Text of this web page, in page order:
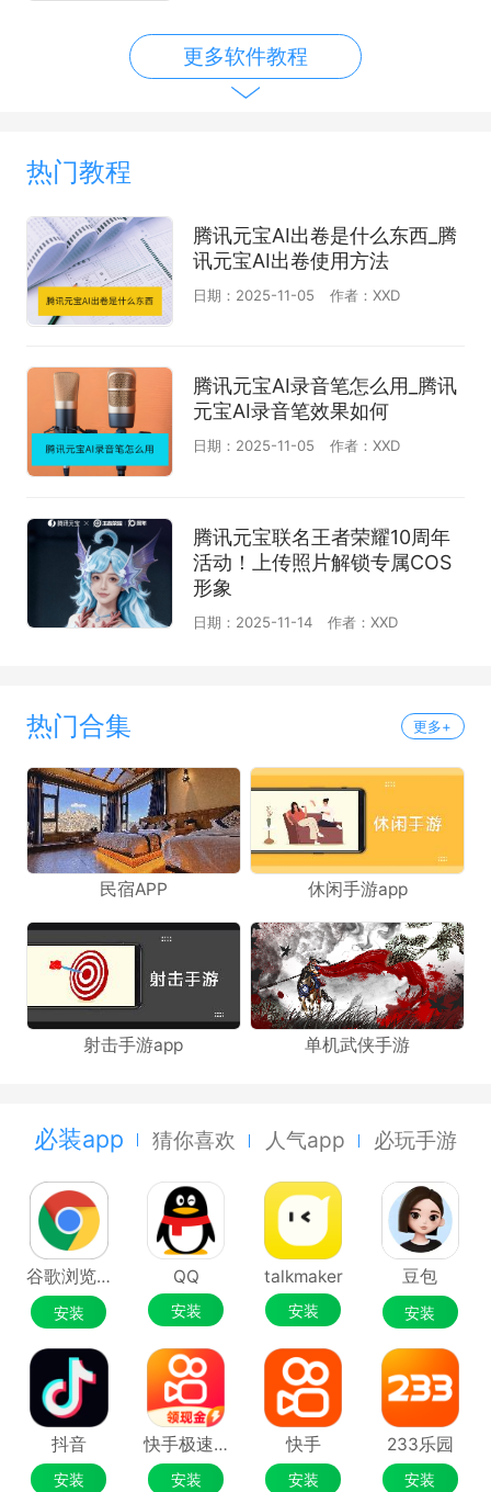
更多软件教程
热门教程
腾讯元宝AI出卷是什么东西_腾
讯元宝AI出卷使用方法
日期：2025-11-05 作者：XXD
腾讯元宝AI录音笔怎么用_腾讯
元宝AI录音笔效果如何
日期：2025-11-05 作者：XXD
腾讯元宝联名王者荣耀10周年
活动！上传照片解锁专属COS
形象
日期：2025-11-14 作者：XXD
热门合集 更多+
民宿APP 休闲手游app
射击手游app 单机武侠手游
必装app 猜你喜欢 人气app 必玩手游
谷歌浏览器Google Chrome
安装
QQ
安装
talkmaker
安装
豆包
安装
抖音
安装
快手极速版
安装
快手
安装
233乐园
安装